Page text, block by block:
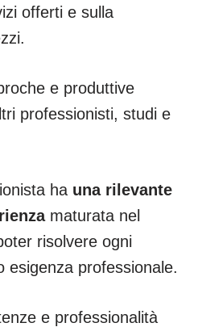
offerti e sulla
e produttive
professionisti, studi e
ha una rilevante
maturata nel
risolvere ogni
esigenza professionale.
e professionalità